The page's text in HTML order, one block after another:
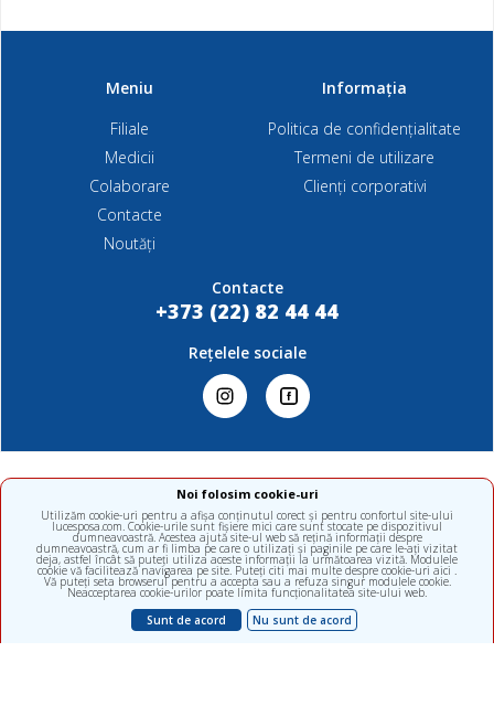
Meniu
Filiale
Medicii
Colaborare
Contacte
Noutăți
Informația
Politica de confidențialitate
Termeni de utilizare
Clienți corporativi
Contacte
+373 (22) 82 44 44
Rețelele sociale
Orice comentarii privind calitatea serviciilor noaste opinie critică,
comentariu, sugestie, recunoștință sunt de mare valoare pentru noi.
Vă mulțumim că ați ales ALFAMED.
Scrieți-ne un mesaj
Noi folosim cookie-uri
Utilizăm cookie-uri pentru a afișa conținutul corect și pentru confortul site-ului
lucesposa.com. Cookie-urile sunt fișiere mici care sunt stocate pe dispozitivul
dumneavoastră. Acestea ajută site-ul web să rețină informații despre
dumneavoastră, cum ar fi limba pe care o utilizați și paginile pe care le-ați vizitat
deja, astfel încât să puteți utiliza aceste informații la următoarea vizită. Modulele
cookie vă facilitează navigarea pe site. Puteți citi mai multe despre cookie-uri aici .
Vă puteți seta browserul pentru a accepta sau a refuza singur modulele cookie.
Neacceptarea cookie-urilor poate limita funcționalitatea site-ului web.
Sunt de acord
Nu sunt de acord